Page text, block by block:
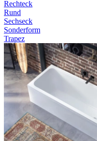
Rechteck
Rund
Sechseck
Sonderform
Trapez